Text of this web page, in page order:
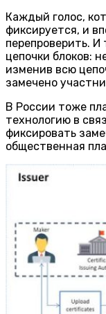
Каждый голос,
фиксируется, и
перепроверить. И
цепочки блоков:
изменив всю
замечено
В России тоже
технологию в
фиксировать
общественная